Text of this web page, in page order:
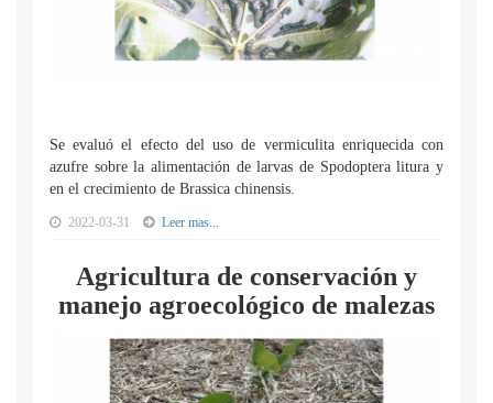
Se evaluó el efecto del uso de vermiculita enriquecida con
azufre sobre la alimentación de larvas de Spodoptera litura y
en el crecimiento de Brassica chinensis.
2022-03-31 Leer mas...
Agricultura de conservación y
manejo agroecológico de malezas